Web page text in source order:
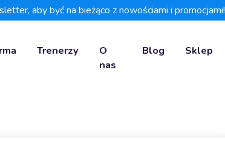
aby być na bieżąco z nowościami i promocjami!
Trenerzy
O
nas
Blog Sklep